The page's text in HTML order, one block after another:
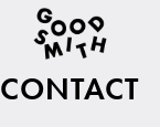
CONTACT